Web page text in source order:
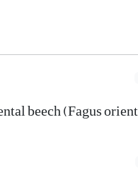
beech (Fagus